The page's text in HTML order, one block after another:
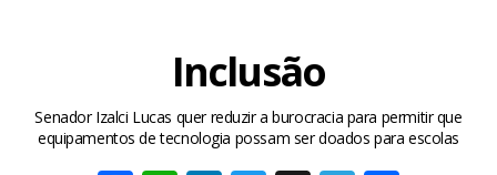
Inclusão
Senador Izalci Lucas quer reduzir a burocracia para permitir que
equipamentos de tecnologia possam ser doados para escolas